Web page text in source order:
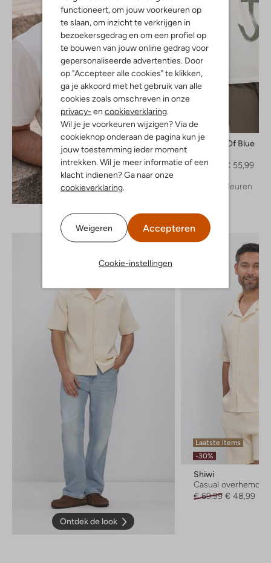
functioneert, om jouw voorkeuren op
te slaan, om inzicht te verkrijgen in
bezoekersgedrag en om een profiel op
te bouwen van jouw online gedrag voor
gepersonaliseerde advertenties. Door
op "Accepteer alle cookies" te klikken,
ga je akkoord met het gebruik van alle
cookies zoals omschreven in onze
privacy- en cookieverklaring.
Wil je je voorkeuren wijzigen? Via de
cookieknop onderaan de pagina kun je
jouw toestemming ieder moment
intrekken. Wil je meer informatie of een
klacht indienen? Ga naar onze
cookieverklaring.
Weigeren Accepteren
Cookie-instellingen
Ontdek de look
-20%
Butcher Of Blue
€ 69,99
€ 55,99
+ meer kleuren
Ontdek de look
Laatste items
-30%
Shiwi
Casual overhemd
€ 69,99 € 48,99